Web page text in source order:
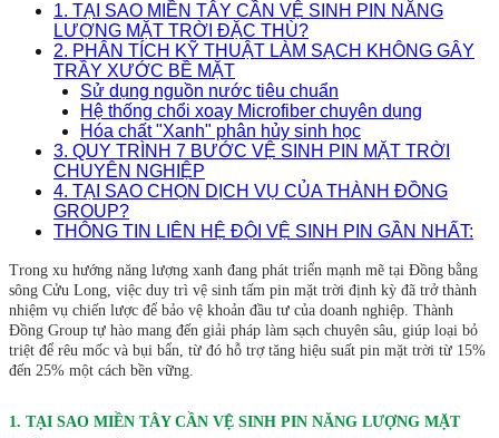
1. TẠI SAO MIỀN TÂY CẦN VỆ SINH PIN NĂNG
LƯỢNG MẶT TRỜI ĐẶC THÙ?
2. PHÂN TÍCH KỸ THUẬT LÀM SẠCH KHÔNG GÂY
TRẦY XƯỚC BỀ MẶT
Sử dụng nguồn nước tiêu chuẩn
Hệ thống chổi xoay Microfiber chuyên dụng
Hóa chất "Xanh" phân hủy sinh học
3. QUY TRÌNH 7 BƯỚC VỆ SINH PIN MẶT TRỜI
CHUYÊN NGHIỆP
4. TẠI SAO CHỌN DỊCH VỤ CỦA THÀNH ĐỒNG
GROUP?
THÔNG TIN LIÊN HỆ ĐỘI VỆ SINH PIN GẦN NHẤT:
Trong xu hướng năng lượng xanh đang phát triển mạnh mẽ tại Đồng bằng
sông Cửu Long, việc duy trì vệ sinh tấm pin mặt trời định kỳ đã trở thành
nhiệm vụ chiến lược để bảo vệ khoản đầu tư của doanh nghiệp. Thành
Đồng Group tự hào mang đến giải pháp làm sạch chuyên sâu, giúp loại bỏ
triệt để rêu mốc và bụi bẩn, từ đó hỗ trợ tăng hiệu suất pin mặt trời từ 15%
đến 25% một cách bền vững.
1. TẠI SAO MIỀN TÂY CẦN VỆ SINH PIN NĂNG LƯỢNG MẶT